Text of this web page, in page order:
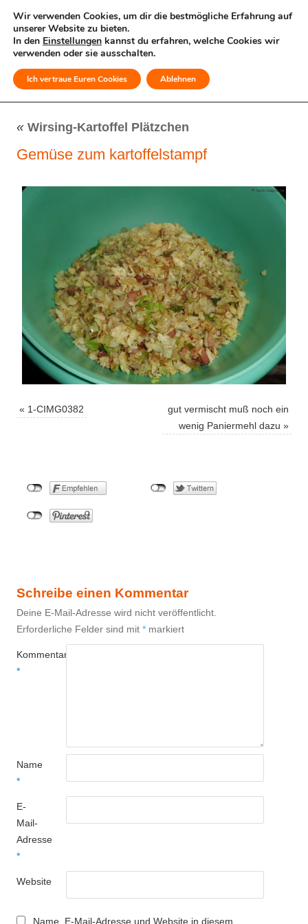
MENÜ
« Wirsing-Kartoffel Plätzchen
Gemüse zum kartoffelstampf
« 1-CIMG0382
gut vermischt muß noch ein
wenig Paniermehl dazu »
Schreibe einen Kommentar
Deine E-Mail-Adresse wird nicht veröffentlicht.
Erforderliche Felder sind mit * markiert
Kommentar
*
Name
*
E-
Mail-
Adresse
*
Website
Name, E-Mail-Adresse und Website in diesem
Wir verwenden Cookies, um dir die bestmögliche Erfahrung auf
unserer Website zu bieten.
In den Einstellungen kannst du erfahren, welche Cookies wir
verwenden oder sie ausschalten.
Ich vertraue Euren Cookies Ablehnen